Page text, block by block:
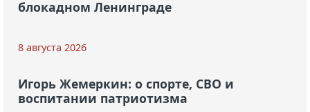
блокадном Ленинграде
8 августа 2026
Игорь Жемеркин: о спорте, СВО и
воспитании патриотизма